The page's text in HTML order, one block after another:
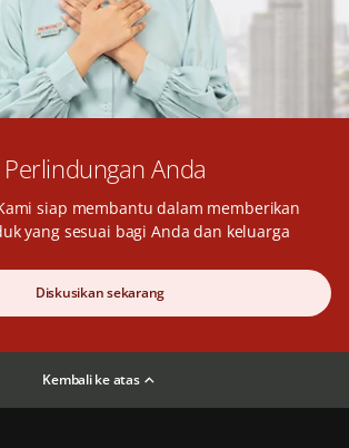
Anda
siap membantu dalam memberikan
yang sesuai bagi Anda dan keluarga
Diskusikan sekarang
Kembali ke atas